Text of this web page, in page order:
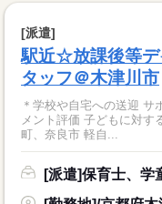
[派遣]
駅近☆放課後等デ
タッフ＠木津川市
＊学校や自宅への送迎 サ
メント評価 子どもに対
町、奈良市 軽自...
[派遣]保育士、学